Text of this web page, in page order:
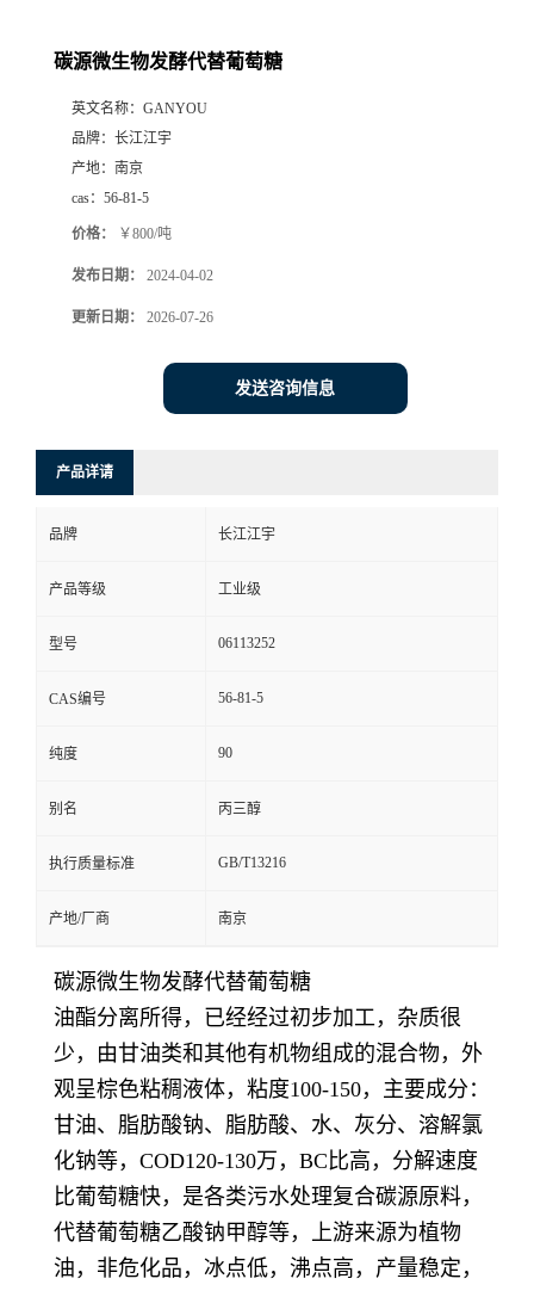
碳源微生物发酵代替葡萄糖
英文名称： GANYOU
品牌： 长江江宇
产地： 南京
cas： 56-81-5
价格： ￥800/吨
发布日期： 2024-04-02
更新日期： 2026-07-26
发送咨询信息
产品详请
品牌 长江江宇
产品等级 工业级
型号 06113252
CAS编号 56-81-5
纯度 90
别名 丙三醇
执行质量标准 GB/T13216
产地/厂商 南京
碳源微生物发酵代替葡萄糖
油酯分离所得，已经经过初步加工，杂质很
少，由甘油类和其他有机物组成的混合物，外
观呈棕色粘稠液体，粘度100-150，主要成分：
甘油、脂肪酸钠、脂肪酸、水、灰分、溶解氯
化钠等，COD120-130万，BC比高，分解速度
比葡萄糖快，是各类污水处理复合碳源原料，
代替葡萄糖乙酸钠甲醇等，上游来源为植物
油，非危化品，冰点低，沸点高，产量稳定，